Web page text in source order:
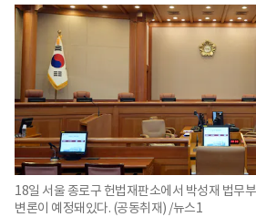
18일 서울 종로구 헌법재판소에서 박성재 법무
변론이 예정돼있다. (공동취재) /뉴스1